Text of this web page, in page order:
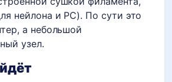
нейлона и PC). По сути это
а небольшой
узел.